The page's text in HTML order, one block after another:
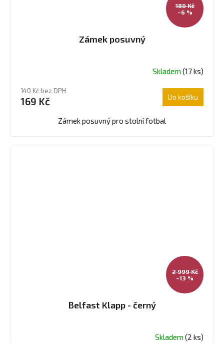
180 Kč
–6 %
Zámek posuvný
produktu
je
Skladem(17 ks)
140 Kč bez DPH
169 Kč Do košíku
Zámek posuvný pro stolní fotbal
2 999 Kč
–13 %
Belfast Klapp - černý
Skladem (2 ks)